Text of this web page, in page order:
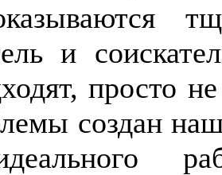
и
просто
создан